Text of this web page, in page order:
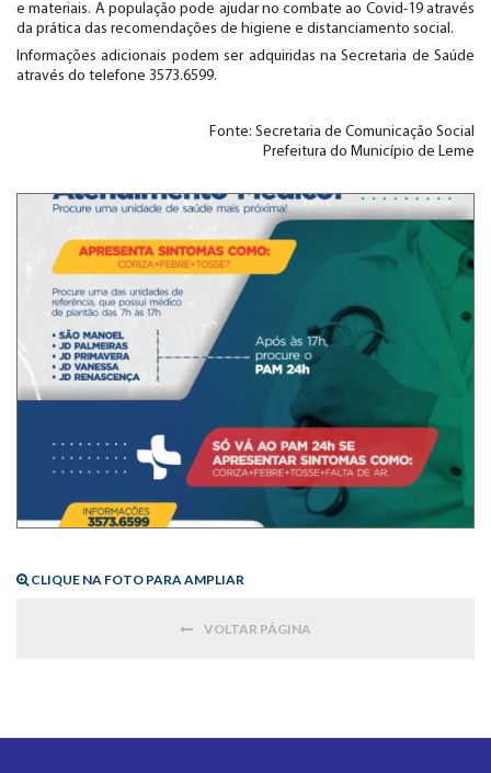
e materiais. A população pode ajudar no combate ao Covid-19 através
da prática das recomendações de higiene e distanciamento social.
Informações adicionais podem ser adquiridas na Secretaria de Saúde
através do telefone 3573.6599.
Fonte: Secretaria de Comunicação Social
Prefeitura do Município de Leme
CLIQUE NA FOTO PARA AMPLIAR
VOLTAR PÁGINA